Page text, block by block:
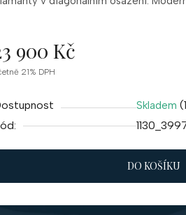
900 Kč
21% DPH
Skladem
DO KOŠÍKU